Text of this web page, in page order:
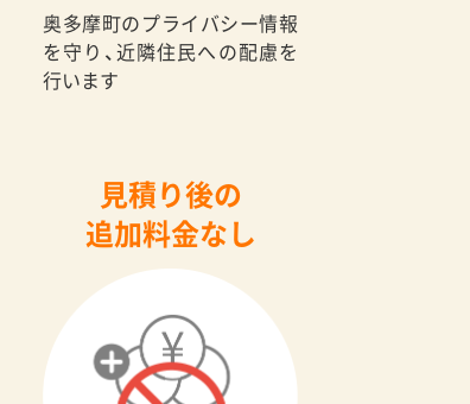
奥多摩町のプライバシー情報
を守り、近隣住民への配慮を
行います
見積り後の
追加料金なし